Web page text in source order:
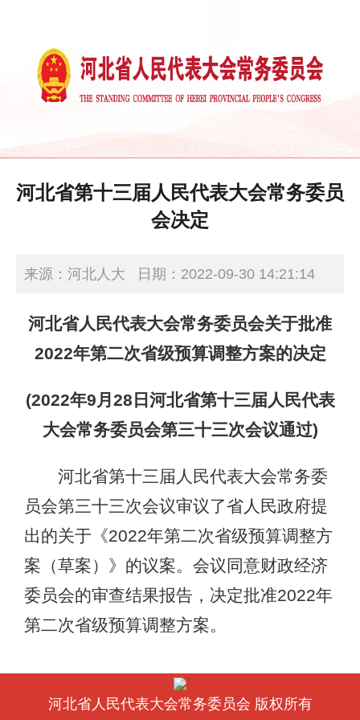
河北省第十三届人民代表大会常务委员
会决定
来源：河北人大 日期：2022-09-30 14:21:14
河北省人民代表大会常务委员会关于批准
2022年第二次省级预算调整方案的决定
(2022年9月28日河北省第十三届人民代表
大会常务委员会第三十三次会议通过)
河北省第十三届人民代表大会常务委
员会第三十三次会议审议了省人民政府提
出的关于《2022年第二次省级预算调整方
案（草案）》的议案。会议同意财政经济
委员会的审查结果报告，决定批准2022年
第二次省级预算调整方案。
河北省人民代表大会常务委员会 版权所有